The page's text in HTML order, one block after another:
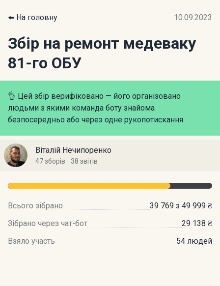
⬅️ На головну 10.09.2023
Збір на ремонт медеваку
81-го ОБУ
👌 Цей збір верифіковано — його організовано
людьми з якими команда боту знайома
безпосередньо або через одне рукопотискання
Віталій Нечипоренко
47 зборів 38 звітів
Всього зібрано
39 769 з 49 999 ₴
Зібрано через чат-бот
29 138 ₴
Взяло участь
54 людей